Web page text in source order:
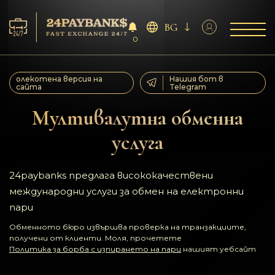
Услуга
Резерва
За партньорите
Отзиви
Правила
AML/CFT
0
BG
Мултивалутна обменна
услуга
олекотена версия на
сайта
Нашия бот в
Telegram
24paybanks предлага висококачествени
международни услуги за обмен на електронни
пари
Обменното бюро извършва проверка на транзакциите,
получени от клиенти. Моля, прочетете
Политика за борба с изпирането на пари нашият уебсайт